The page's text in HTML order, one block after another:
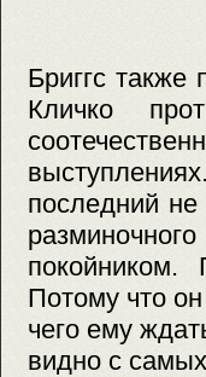
Бриггс также
Кличко
последний
Потому что
чего ему
видно с